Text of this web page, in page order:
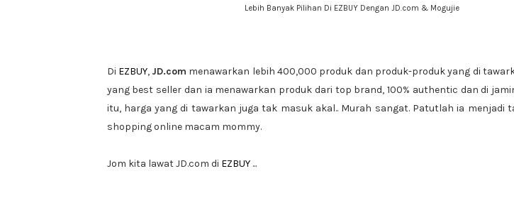
Lebih Banyak Pilihan Di EZBUY Dengan JD.com & Mogujie
Di EZBUY, JD.com menawarkan lebih 400,000 produk dan produk-produk yang di
yang best seller dan ia menawarkan produk dari top brand, 100% authentic dan di
itu, harga yang di tawarkan juga tak masuk akal.. Murah sangat. Patutlah ia menjadi
shopping online macam mommy.
Jom kita lawat JD.com di EZBUY...